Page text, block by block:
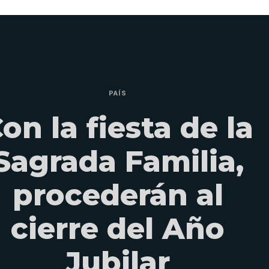
PAÍS
la fiesta de la
Familia,
procederán al
cierre del Año